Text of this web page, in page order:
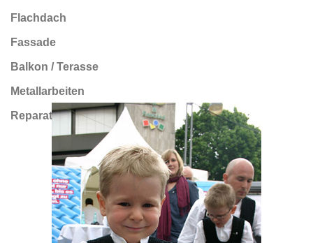
Flachdach
Fassade
Balkon / Terasse
Metallarbeiten
Reparaturarbeiten / Diverses